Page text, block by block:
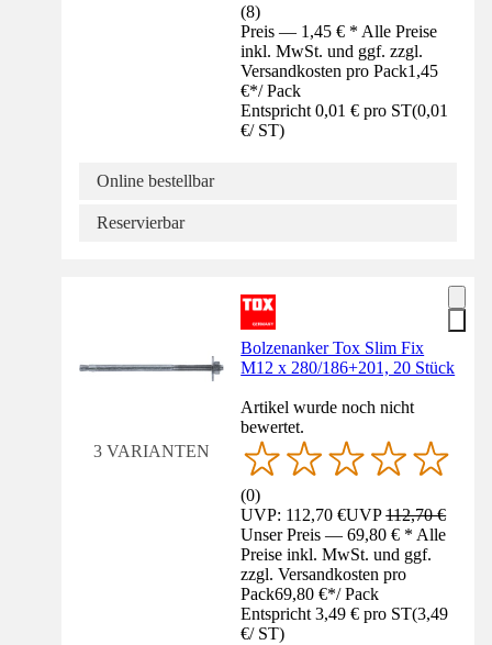
(8)
Preis — 1,45 € * Alle Preise
inkl. MwSt. und ggf. zzgl.
Versandkosten pro Pack1,45
€*/ Pack
Entspricht 0,01 € pro ST(0,01
€/ ST)
Online bestellbar
Reservierbar
3 VARIANTEN
Bolzenanker Tox Slim Fix
M12 x 280/186+201, 20 Stück
Artikel wurde noch nicht
bewertet.
(0)
UVP: 112,70 €UVP112,70 €
Unser Preis — 69,80 € * Alle
Preise inkl. MwSt. und ggf.
zzgl. Versandkosten pro
Pack69,80 €*/ Pack
Entspricht 3,49 € pro ST(3,49
€/ ST)